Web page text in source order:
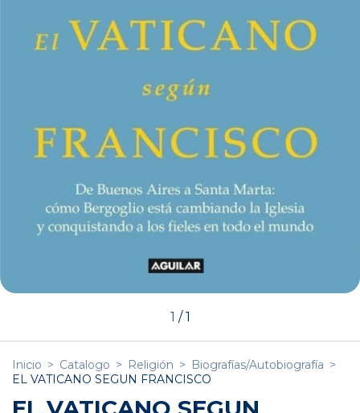
1 /1
Inicio > Catalogo > Religión > Biografías/Autobiografía >
EL VATICANO SEGUN FRANCISCO